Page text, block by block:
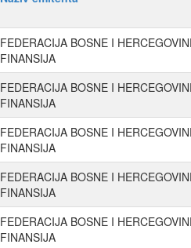
FEDERACIJA BOSNE I
FINANSIJA
FEDERACIJA BOSNE I
FINANSIJA
FEDERACIJA BOSNE I
FINANSIJA
FEDERACIJA BOSNE I
FINANSIJA
FEDERACIJA BOSNE I
FINANSIJA